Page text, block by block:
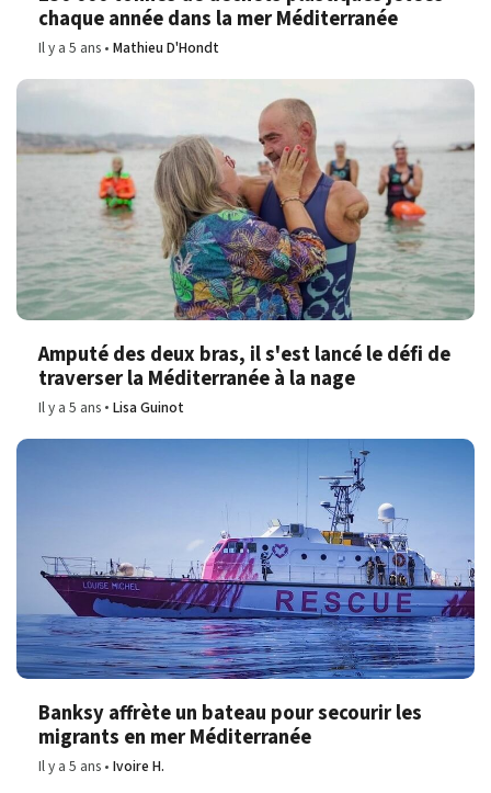
chaque année dans la mer Méditerranée
Il y a 5 ans Mathieu D'Hondt
Amputé des deux bras, il s'est lancé le défi de
traverser la Méditerranée à la nage
Il y a 5 ans Lisa Guinot
Banksy affrète un bateau pour secourir les
migrants en mer Méditerranée
Il y a 5 ans Ivoire H.